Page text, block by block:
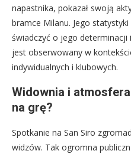
napastnika, pokazał swoją
bramce Milanu. Jego
świadczyć o jego
jest obserwowany w
indywidualnych i klubowych.
Widownia i
na grę?
Spotkanie na San Siro
widzów. Tak ogromna